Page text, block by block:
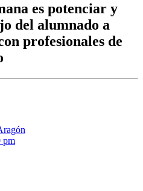
es potenciar y
del alumnado a
profesionales de
pm